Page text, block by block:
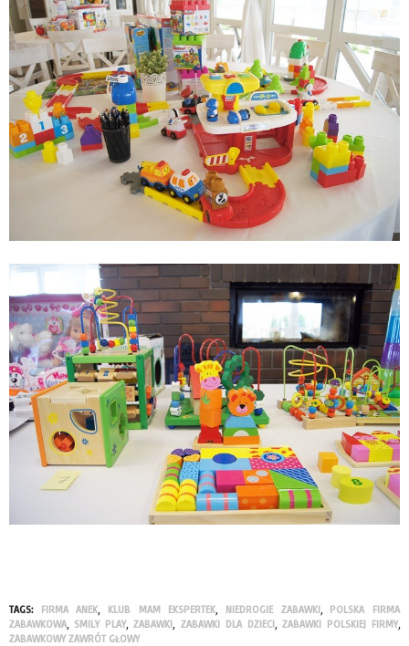
TAGS: FIRMA ANEK, KLUB MAM EKSPERTEK, NIEDROGIE ZABAWKI, POLSKA FIRMA
ZABAWKOWA, SMILY PLAY,ZABAWKI, ZABAWKI DLA DZIECI, ZABAWKI POLSKIEJ FIRMY,
ZABAWKOWY ZAWRÓT GŁOWY